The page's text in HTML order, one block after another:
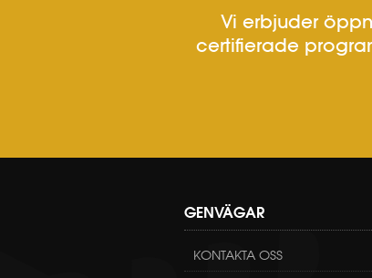
Vi erbjuder
certifierade
GENVÄGAR
KONTAKTA OSS